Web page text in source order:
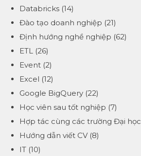
Databricks (14)
Đào tạo doanh nghiệp (21)
Định hướng nghề nghiệp (62)
ETL (26)
Event (2)
Excel (12)
Google BigQuery (22)
Học viên sau tốt nghiệp (7)
Hợp tác cùng các trường Đại học
Hướng dẫn viết CV(8)
IT (10)